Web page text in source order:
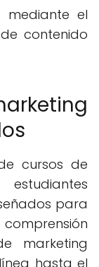
mediante el
contenido
cursos de
para
marketing
hasta el